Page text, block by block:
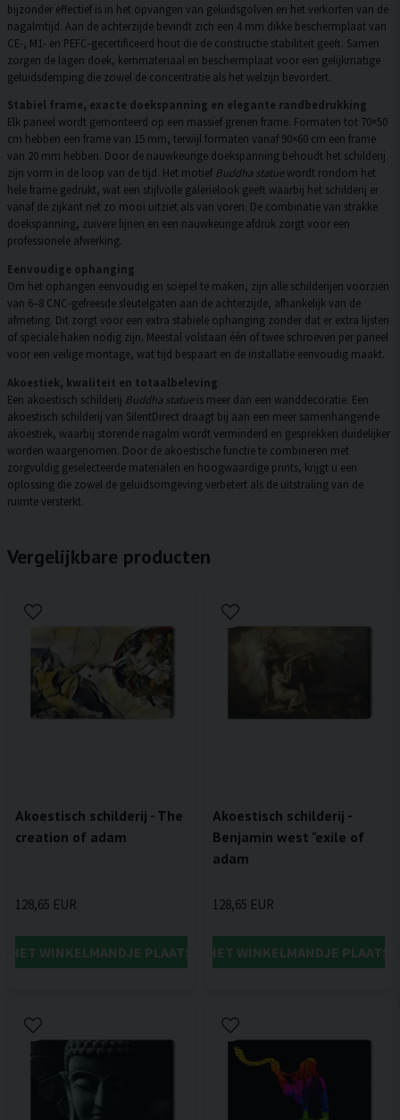
bijzonder effectief is in het opvangen van geluidsgolven en het verkorten van de
nagalmtijd. Aan de achterzijde bevindt zich een 4 mm dikke beschermplaat van
CE-, M1- en PEFC-gecertificeerd hout die de constructie stabiliteit geeft. Samen
zorgen de lagen doek, kernmateriaal en beschermplaat voor een gelijkmatige
geluidsdemping die zowel de concentratie als het welzijn bevordert.
Stabiel frame, exacte doekspanning en elegante randbedrukking
Elk paneel wordt gemonteerd op een massief grenen frame. Formaten tot 70×50
cm hebben een frame van 15 mm, terwijl formaten vanaf 90×60 cm een frame
van 20 mm hebben. Door de nauwkeurige doekspanning behoudt het schilderij
zijn vorm in de loop van de tijd. Het motief Buddha statuewordt rondom het
hele frame gedrukt, wat een stijlvolle galerielook geeft waarbij het schilderij er
vanaf de zijkant net zo mooi uitziet als van voren. De combinatie van strakke
doekspanning, zuivere lijnen en een nauwkeurige afdruk zorgt voor een
professionele afwerking.
Eenvoudige ophanging
Om het ophangen eenvoudig en soepel te maken, zijn alle schilderijen voorzien
van 6–8 CNC-gefreesde sleutelgaten aan de achterzijde, afhankelijk van de
afmeting. Dit zorgt voor een extra stabiele ophanging zonder dat er extra lijsten
of speciale haken nodig zijn. Meestal volstaan één of twee schroeven per paneel
voor een veilige montage, wat tijd bespaart en de installatie eenvoudig maakt.
Akoestiek, kwaliteit en totaalbeleving
Een akoestisch schilderij Buddha statueis meer dan een wanddecoratie. Een
akoestisch schilderij van SilentDirect draagt bij aan een meer samenhangende
akoestiek, waarbij storende nagalm wordt verminderd en gesprekken duidelijker
worden waargenomen. Door de akoestische functie te combineren met
zorgvuldig geselecteerde materialen en hoogwaardige prints, krijgt u een
oplossing die zowel de geluidsomgeving verbetert als de uitstraling van de
ruimte versterkt.
Vergelijkbare producten
Akoestisch schilderij - The
creation of adam
128,65 EUR
HET WINKELMANDJE PLAATSEN
Akoestisch schilderij -
Benjamin west "exile of
adam
128,65 EUR
IN HET WINKELMANDJE